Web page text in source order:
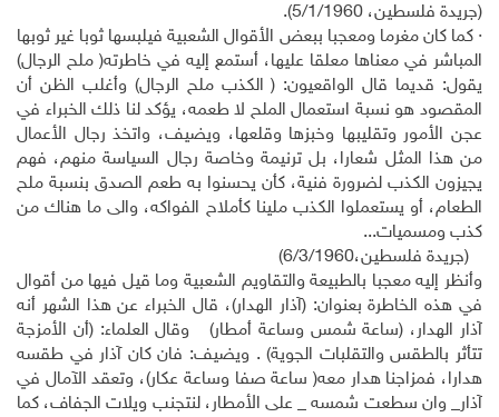
(جريدة فلسطين، 5/1/1960).
· كما كان مغرما ومعجبا ببعض الأقوال الشعبية فيلبسها ثوبا غير ثوبها
المباشر في معناها معلقا عليها، أستمع إليه في خاطرته( ملح الرجال)
يقول: قديما قال الواقعيون: ( الكذب ملح الرجال) وأغلب الظن أن
المقصود هو نسبة استعمال الملح لا طعمه، يؤكد لنا ذلك الخبراء في
عجن الأمور وتقليبها وخبزها وقلعها، ويضيف، واتخذ رجال الأعمال
من هذا المثل شعارا، بل ترنيمة وخاصة رجال السياسة منهم، فهم
يجيزون الكذب لضرورة فنية، كأن يحسنوا به طعم الصدق بنسبة ملح
الطعام، أو يستعملوا الكذب ملينا كأملاح الفواكه، والى ما هناك من
كذب ومسميات...
(جريدة فلسطين،6/3/1960)
وأنظر إليه معجبا بالطبيعة والتقاويم الشعبية وما قيل فيها من أقوال
في هذه الخاطرة بعنوان: (آذار الهدار)، قال الخبراء عن هذا الشهر أنه
آذار الهدار، (ساعة شمس وساعة أمطار) وقال العلماء: (أن الأمزجة
تتأثر بالطقس والتقلبات الجوية) . ويضيف: فان كان آذار في طقسه
هدارا، فمزاجنا هدار معه( ساعة صفا وساعة عكار)، وتعقد الآمال في
آذار_ وان سطعت شمسه _ على الأمطار، لنتجنب ويلات الجفاف، كما